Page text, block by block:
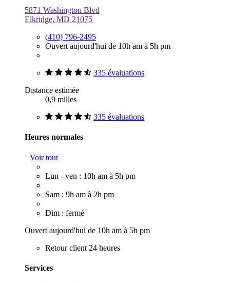
5871 Washington Blvd
Elkridge, MD 21075
(410) 796-2495
Ouvert aujourd'hui de 10h am à 5h pm
335 évaluations
Distance estimée
0,9 milles
335 évaluations
Heures normales
Voir tout
Lun - ven : 10h am à 5h pm
Sam : 9h am à 2h pm
Dim : fermé
Ouvert aujourd'hui de 10h am à 5h pm
Retour client 24 heures
Services